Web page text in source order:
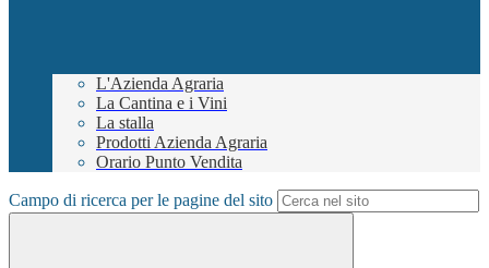
L'Azienda Agraria
La Cantina e i Vini
La stalla
Prodotti Azienda Agraria
Orario Punto Vendita
Campo di ricerca per le pagine del sito